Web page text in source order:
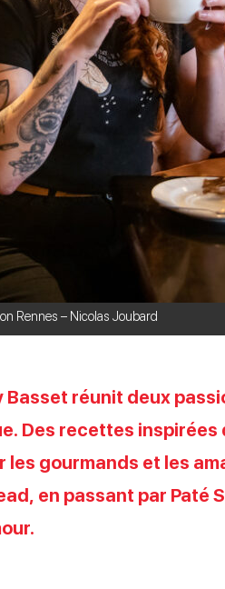
Rennes – Nicolas Joubard
Basset réunit deux
Des recettes inspirées
gourmands et les
en passant par Paté